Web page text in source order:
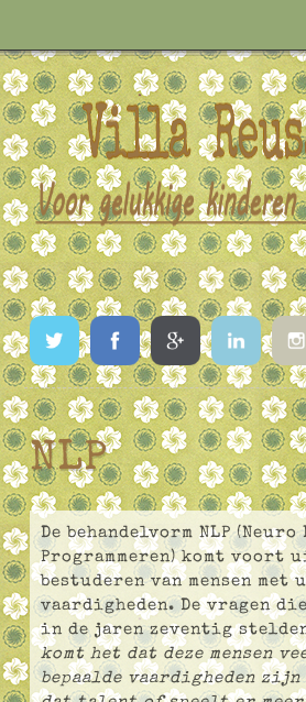
TwitterFacebookGoogle
NLP
De behandelvorm NLP
Programmeren) komt voort
bestuderen van mensen
vaardigheden. De vragen
in de jaren zeventig
komt het dat deze mensen
bepaalde vaardigheden zijn